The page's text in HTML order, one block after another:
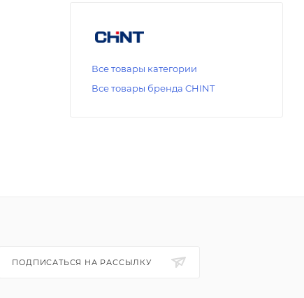
Все товары категории
Все товары бренда CHINT
ПОДПИСАТЬСЯ НА РАССЫЛКУ